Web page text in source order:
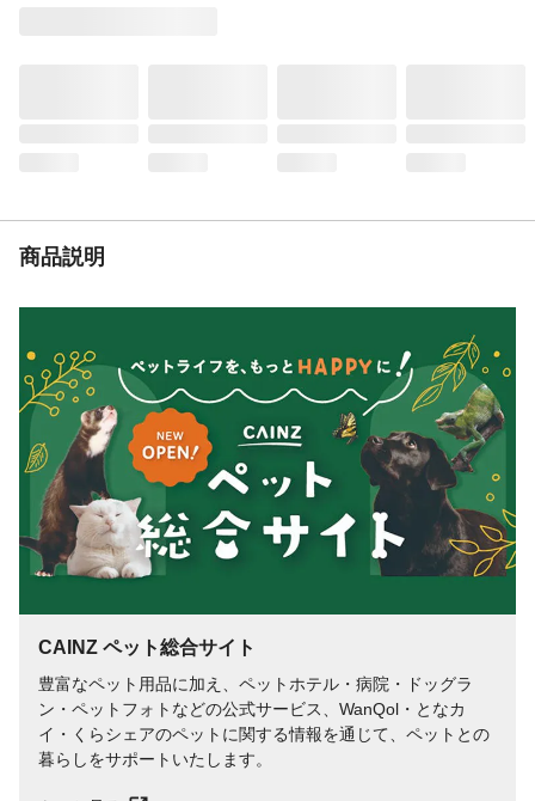
商品説明
CAINZ ペット総合サイト
豊富なペット用品に加え、ペットホテル・病院・ドッグラ
ン・ペットフォトなどの公式サービス、WanQol・となカ
イ・くらシェアのペットに関する情報を通じて、ペットとの
暮らしをサポートいたします。